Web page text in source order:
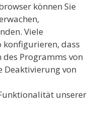
können Sie
Viele
konfigurieren, dass
des Programms von
Deaktivierung von
unserer